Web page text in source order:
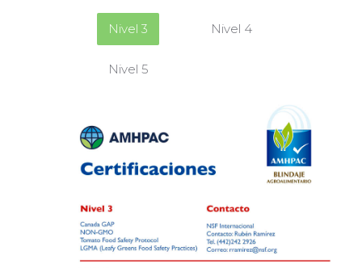
Nivel 3 Nivel 4
Nivel 5